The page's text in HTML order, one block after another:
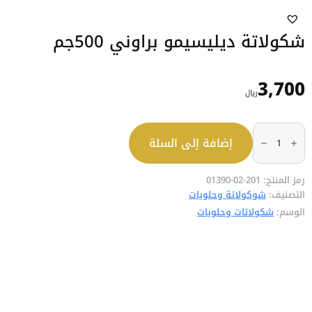
شكولاتة ديليسيمو براوني 500جم
3,700﷼
كمية
شكولاتة
ديليسيمو
500جم
إضافة إلى السلة
رمز المنتج: 201-02-01390
التصنيف: شوكولاتة وحلويات
الوسم: شكولاتات وحلويات